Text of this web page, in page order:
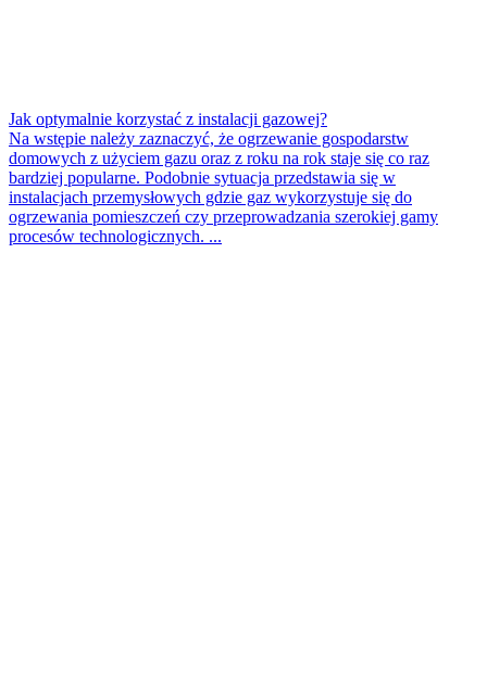
Jak optymalnie korzystać z instalacji gazowej?
Na wstępie należy zaznaczyć, że ogrzewanie gospodarstw
domowych z użyciem gazu oraz z roku na rok staje się co raz
bardziej popularne. Podobnie sytuacja przedstawia się w
instalacjach przemysłowych gdzie gaz wykorzystuje się do
ogrzewania pomieszczeń czy przeprowadzania szerokiej gamy
procesów technologicznych. ...